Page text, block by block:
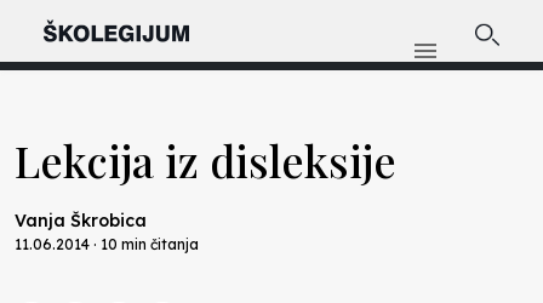
Lekcija iz disleksije
Vanja Škrobica
11.06.2014 · 10 min čitanja